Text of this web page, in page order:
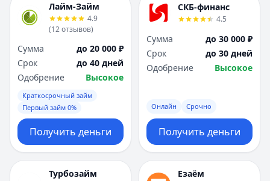
Лайм-Займ
4.9
(12отзывов)
Сумма
до 20 000 ₽
Срок
до 40 дней
Одобрение
Высокое
Краткосрочный займ
Первый займ 0%
Получить деньги
СКБ-финанс
4.5
Сумма
до 30 000 ₽
Срок
до 30 дней
Одобрение
Высокое
Онлайн Срочно
Получить деньги
Турбозайм Езаём